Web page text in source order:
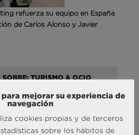
refuerza su equipo en España
de Carlos Alonso y Javier
TURISMO & OCIO
mejorar su experiencia de
navegación
cookies propias y de terceros
sobre los hábitos de